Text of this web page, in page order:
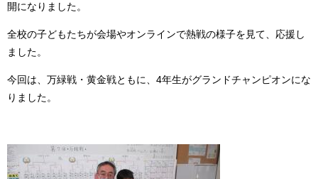
開になりました。
全校の子どもたちが会場やオンラインで熱戦の様子を見て、応援し
ました。
今回は、万緑戦・黄金戦ともに、4年生がグランドチャンピオンにな
りました。